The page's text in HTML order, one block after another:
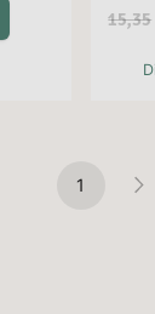
15,35
1